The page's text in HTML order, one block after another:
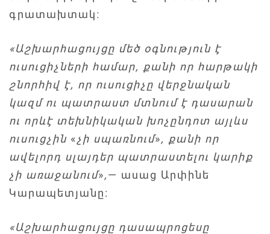
գրատախտակ։
«Աշխարհացույցը մեծ օգնություն է
ուսուցիչների համար, քանի որ հարթակի
շնորհիվ է, որ ուսուցիչը վերջնական
կազմ ու պատրաստ մտնում է դասարան
ու որևէ տեխնիկական խոչընդոտ այլևս
ուսուցչին «չի սպառնում», քանի որ
ավելորդ սլայդեր պատրաստելու կարիք
չի առաջանում»,— ասաց Արփինե
Կարապետյանը:
«Աշխարհացույցը դասապրոցեսը